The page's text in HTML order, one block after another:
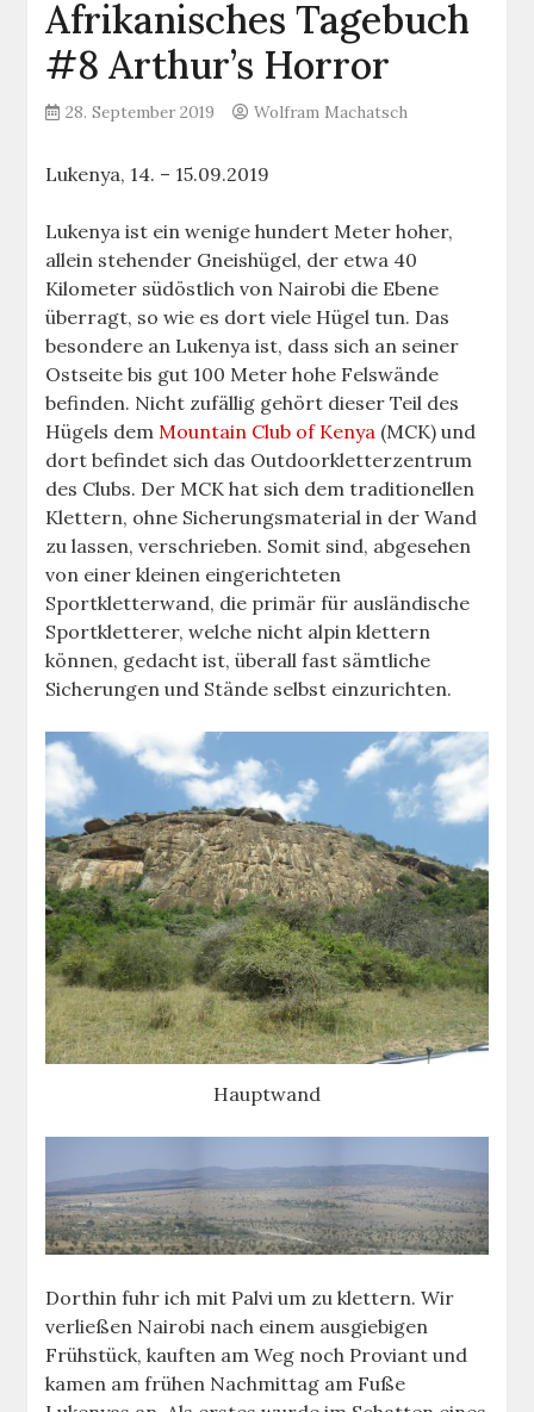
Afrikanisches Tagebuch
#8 Arthur’s Horror
28. September 2019 Wolfram Machatsch
Lukenya, 14. – 15.09.2019
Lukenya ist ein wenige hundert Meter hoher,
allein stehender Gneishügel, der etwa 40
Kilometer südöstlich von Nairobi die Ebene
überragt, so wie es dort viele Hügel tun. Das
besondere an Lukenya ist, dass sich an seiner
Ostseite bis gut 100 Meter hohe Felswände
befinden. Nicht zufällig gehört dieser Teil des
Hügels demMountain Club of Kenya (MCK) und
dort befindet sich das Outdoorkletterzentrum
des Clubs. Der MCK hat sich dem traditionellen
Klettern, ohne Sicherungsmaterial in der Wand
zu lassen, verschrieben. Somit sind, abgesehen
von einer kleinen eingerichteten
Sportkletterwand, die primär für ausländische
Sportkletterer, welche nicht alpin klettern
können, gedacht ist, überall fast sämtliche
Sicherungen und Stände selbst einzurichten.
Hauptwand
Dorthin fuhr ich mit Palvi um zu klettern. Wir
verließen Nairobi nach einem ausgiebigen
Frühstück, kauften am Weg noch Proviant und
kamen am frühen Nachmittag am Fuße